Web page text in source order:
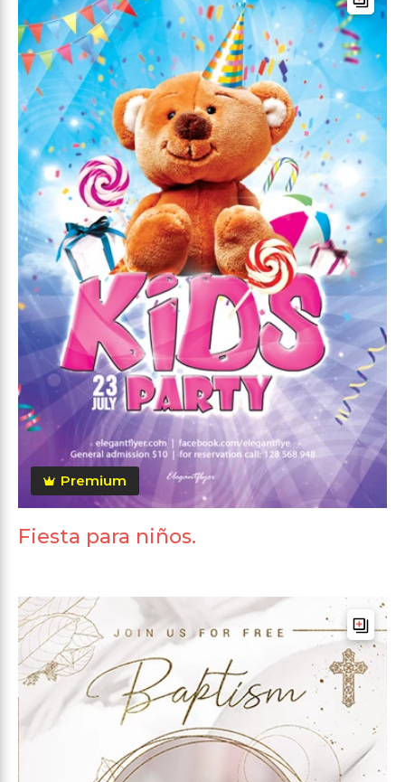
Premium
Fiesta para niños.